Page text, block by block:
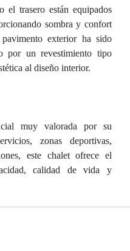
el trasero están equipados
sombra y confort
exterior ha sido
por un revestimiento tipo
al diseño interior.
muy valorada por su
zonas deportivas,
este chalet ofrece el
calidad de vida y